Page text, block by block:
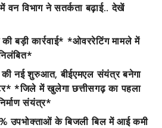
वन विभाग ने सतर्कता बढ़ाई.. देखें
बड़ी कार्रवाई* *ओवररेटिंग मामले में
की नई शुरुआत, बीईएमएल संयंत्र बनेगा
*जिले में खुलेगा छत्तीसगढ़ का पहला
संयंत्र*
उपभोक्ताओं के बिजली बिल में आई कमी